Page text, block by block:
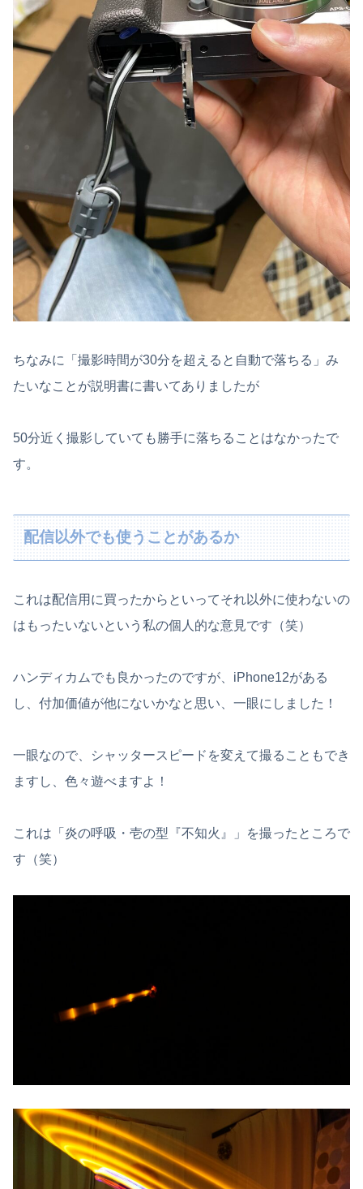
ちなみに「撮影時間が30分を超えると自動で落ちる」み
たいなことが説明書に書いてありましたが
50分近く撮影していても勝手に落ちることはなかったで
す。
配信以外でも使うことがあるか
これは配信用に買ったからといってそれ以外に使わないの
はもったいないという私の個人的な意見です（笑）
ハンディカムでも良かったのですが、iPhone12がある
し、付加価値が他にないかなと思い、一眼にしました！
一眼なので、シャッタースピードを変えて撮ることもでき
ますし、色々遊べますよ！
これは「炎の呼吸・壱の型『不知火』」を撮ったところで
す（笑）